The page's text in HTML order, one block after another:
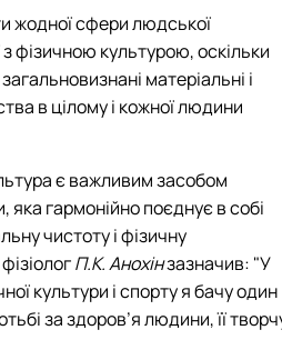
жодної сфери людської
з фізичною культурою, оскільки
матеріальні і
в цілому і кожної людини
є важливим засобом
гармонійно поєднує в собі
чистоту і фізичну
П.К. Анохінзазначив: "У
культури і спорту я бачу один
за здоров’я людини, її